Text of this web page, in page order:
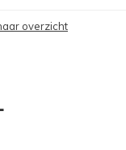
overzicht